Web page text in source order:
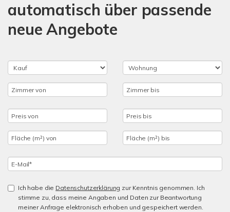
automatisch über passende
neue Angebote
Ich habe die Datenschutzerklärung zur Kenntnis genommen. Ich
stimme zu, dass meine Angaben und Daten zur Beantwortung
meiner Anfrage elektronisch erhoben und gespeichert werden.